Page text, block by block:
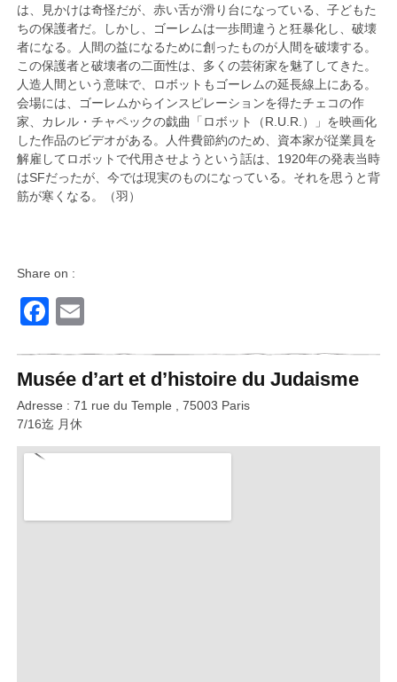
は、見かけは奇怪だが、赤い舌が滑り台になっている、子どもた
ちの保護者だ。しかし、ゴーレムは一歩間違うと狂暴化し、破壊
者になる。人間の益になるために創ったものが人間を破壊する。
この保護者と破壊者の二面性は、多くの芸術家を魅了してきた。
人造人間という意味で、ロボットもゴーレムの延長線上にある。
会場には、ゴーレムからインスピレーションを得たチェコの作
家、カレル・チャペックの戯曲「ロボット（R.U.R.）」を映画化
した作品のビデオがある。人件費節約のため、資本家が従業員を
解雇してロボットで代用させようという話は、1920年の発表当時
はSFだったが、今では現実のものになっている。それを思うと背
筋が寒くなる。（羽）
Share on :
Facebook
Musée d’art et d’histoire du Judaisme
Adresse : 71 rue du Temple , 75003 Paris
7/16迄 月休